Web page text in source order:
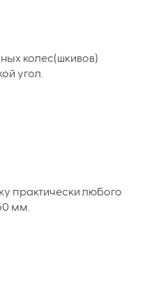
колес(шкивов)
угол.
практически любого
мм.